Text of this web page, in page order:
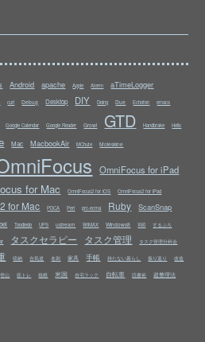
Android apache Apple Aterm aTimeLogger
curl Debug Desktop DIY Doing Due Echofon emacs
Google Calendar Google Reader Growl GTD Handbrake Helix
Mac MacbookAir MChute Moleskine
OmniFocus for iPad
for Mac OmniFocus2 for iOS OmniFocus2 for iPad
for Mac PDCA Perl prc-ecma Ruby ScanSnap
Toodledo UPS ustream WiMAX Windows8 X60 するぷろ
タスクセラピー タスク管理 タスク管理分科会
収納 合気道 名刺 家具 手帳 持たない暮らし 振り返り 改造
登山 筋トレ 箱根 米国 自宅ラック 自転車 読書術 超整理法